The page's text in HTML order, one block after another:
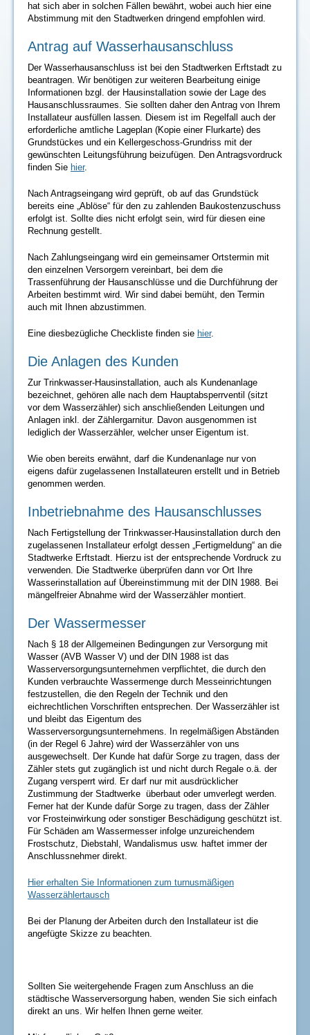
hat sich aber in solchen Fällen bewährt, wobei auch hier eine
Abstimmung mit den Stadtwerken dringend empfohlen wird.
Antrag auf Wasserhausanschluss
Der Wasserhausanschluss ist bei den Stadtwerken Erftstadt zu
beantragen. Wir benötigen zur weiteren Bearbeitung einige
Informationen bzgl. der Hausinstallation sowie der Lage des
Hausanschlussraumes. Sie sollten daher den Antrag von Ihrem
Installateur ausfüllen lassen. Diesem ist im Regelfall auch der
erforderliche amtliche Lageplan (Kopie einer Flurkarte) des
Grundstückes und ein Kellergeschoss-Grundriss mit der
gewünschten Leitungsführung beizufügen. Den Antragsvordruck
finden Sie hier.
Nach Antragseingang wird geprüft, ob auf das Grundstück
bereits eine „Ablöse“ für den zu zahlenden Baukostenzuschuss
erfolgt ist. Sollte dies nicht erfolgt sein, wird für diesen eine
Rechnung gestellt.
Nach Zahlungseingang wird ein gemeinsamer Ortstermin mit
den einzelnen Versorgern vereinbart, bei dem die
Trassenführung der Hausanschlüsse und die Durchführung der
Arbeiten bestimmt wird. Wir sind dabei bemüht, den Termin
auch mit Ihnen abzustimmen.
Eine diesbezügliche Checkliste finden sie hier.
Die Anlagen des Kunden
Zur Trinkwasser-Hausinstallation, auch als Kundenanlage
bezeichnet, gehören alle nach dem Hauptabsperrventil (sitzt
vor dem Wasserzähler) sich anschließenden Leitungen und
Anlagen inkl. der Zählergarnitur. Davon ausgenommen ist
lediglich der Wasserzähler, welcher unser Eigentum ist.
Wie oben bereits erwähnt, darf die Kundenanlage nur von
eigens dafür zugelassenen Installateuren erstellt und in Betrieb
genommen werden.
Inbetriebnahme des Hausanschlusses
Nach Fertigstellung der Trinkwasser-Hausinstallation durch den
zugelassenen Installateur erfolgt dessen „Fertigmeldung“ an die
Stadtwerke Erftstadt. Hierzu ist der entsprechende Vordruck zu
verwenden. Die Stadtwerke überprüfen dann vor Ort Ihre
Wasserinstallation auf Übereinstimmung mit der DIN 1988. Bei
mängelfreier Abnahme wird der Wasserzähler montiert.
Der Wassermesser
Nach § 18 der Allgemeinen Bedingungen zur Versorgung mit
Wasser (AVB Wasser V) und der DIN 1988 ist das
Wasserversorgungsunternehmen verpflichtet, die durch den
Kunden verbrauchte Wassermenge durch Messeinrichtungen
festzustellen, die den Regeln der Technik und den
eichrechtlichen Vorschriften entsprechen. Der Wasserzähler ist
und bleibt das Eigentum des
Wasserversorgungsunternehmens. In regelmäßigen Abständen
(in der Regel 6 Jahre) wird der Wasserzähler von uns
ausgewechselt. Der Kunde hat dafür Sorge zu tragen, dass der
Zähler stets gut zugänglich ist und nicht durch Regale o.ä. der
Zugang versperrt wird. Er darf nur mit ausdrücklicher
Zustimmung der Stadtwerke überbaut oder umverlegt werden.
Ferner hat der Kunde dafür Sorge zu tragen, dass der Zähler
vor Frosteinwirkung oder sonstiger Beschädigung geschützt ist.
Für Schäden am Wassermesser infolge unzureichendem
Frostschutz, Diebstahl, Wandalismus usw. haftet immer der
Anschlussnehmer direkt.
Hier erhalten Sie Informationen zum turnusmäßigen
Wasserzählertausch
Bei der Planung der Arbeiten durch den Installateur ist die
angefügte Skizze zu beachten.
Sollten Sie weitergehende Fragen zum Anschluss an die
städtische Wasserversorgung haben, wenden Sie sich einfach
direkt an uns. Wir helfen Ihnen gerne weiter.